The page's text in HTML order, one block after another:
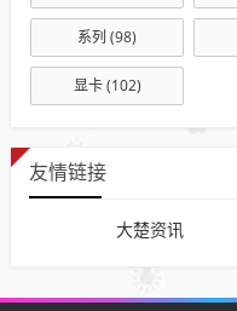
系列 (98)
显卡(102)
友情链接
大楚资讯